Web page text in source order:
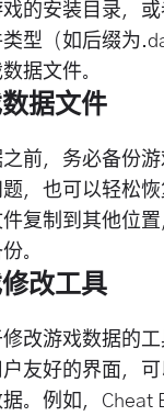
的安装目录，
型（如后缀为
据文件。
据文件
前，务必备份
，也可以轻松恢
复制到其他位
。
改工具
改游戏数据的
友好的界面，
。例如，Cheat